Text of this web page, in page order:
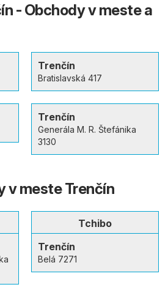
- Obchody v meste a
Trenčín
Bratislavská 417
Trenčín
Generála M. R. Štefánika
3130
v meste Trenčín
Tchibo
Trenčín
Belá 7271